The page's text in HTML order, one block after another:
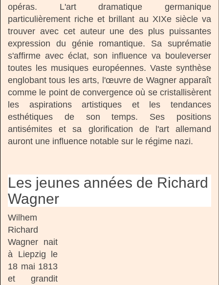
opéras. L'art dramatique germanique
particulièrement riche et brillant au XIXe siècle va
trouver avec cet auteur une des plus puissantes
expression du génie romantique. Sa suprématie
s'affirme avec éclat, son influence va bouleverser
toutes les musiques européennes. Vaste synthèse
englobant tous les arts, l'œuvre de Wagner apparaît
comme le point de convergence où se cristallisèrent
les aspirations artistiques et les tendances
esthétiques de son temps. Ses positions
antisémites et sa glorification de l'art allemand
auront une influence notable sur le régime nazi.
Les jeunes années de Richard
Wagner
Wilhem
Richard
Wagner nait
à Liepzig le
18 mai 1813
et grandit